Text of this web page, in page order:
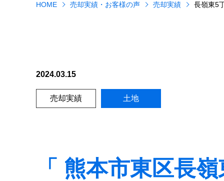
HOME 売却実績・お客様の声 売却実績 長嶺東5
2024.03.15
売却実績 土地
「 熊本市東区長